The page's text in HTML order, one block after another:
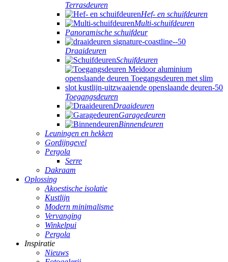
Terrasdeuren
Hef- en schuifdeuren
Multi-schuifdeuren
Panoramische schuifdeur
Draaideuren
Schuifdeuren
Toegangsdeuren
Draaideuren
Garagedeuren
Binnendeuren
Leuningen en hekken
Gordijngevel
Pergola
Serre
Dakraam
Oplossing
Akoestische isolatie
Kustlijn
Modern minimalisme
Vervanging
Winkelpui
Pergola
Inspiratie
Nieuws